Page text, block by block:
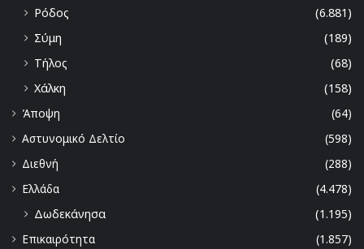
Ρόδος
(6.881)
Σύμη
(189)
Τήλος
(68)
Χάλκη
(158)
Άποψη
(64)
Αστυνομικό Δελτίο
(598)
Διεθνή
(288)
Ελλάδα
(4.478)
Δωδεκάνησα
(1.195)
Επικαιρότητα
(1.857)